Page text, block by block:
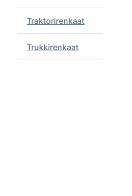
Traktorirenkaat
Trukkirenkaat